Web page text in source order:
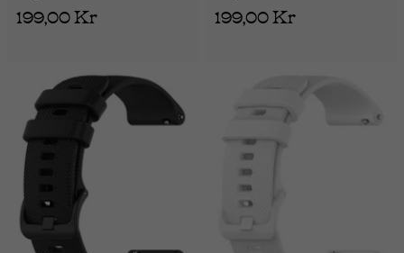
199,00 Kr 199,00 Kr